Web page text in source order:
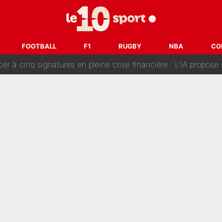
FOOTBALL F1 RUGBY NBA
sur CNews, un ancien journaliste de France Télévisions relance la
Pogacar : Le transfert qui effraie le peloton, «c’est la
signatures en pleine crise financière : L’IA propose sept noms à l’OM